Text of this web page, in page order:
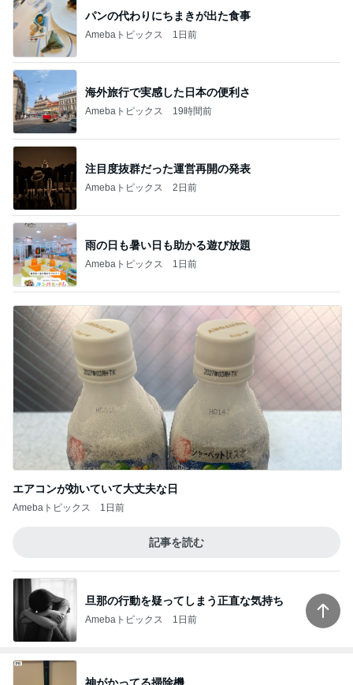
パンの代わりにちまきが出た食事
Amebaトピックス 1日前
海外旅行で実感した日本の便利さ
Amebaトピックス 19時間前
注目度抜群だった運営再開の発表
Amebaトピックス 2日前
雨の日も暑い日も助かる遊び放題
Amebaトピックス 1日前
エアコンが効いていて大丈夫な日
Amebaトピックス 1日前
記事を読む
旦那の行動を疑ってしまう正直な気持ち
Amebaトピックス 1日前
神がかってる掃除機